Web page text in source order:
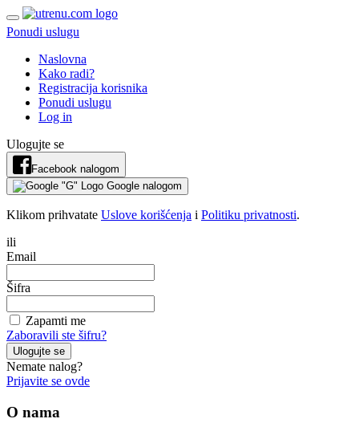
Ponudi uslugu
Naslovna
Kako radi?
Registracija korisnika
Ponudi uslugu
Log in
Ulogujte se
Facebook nalogom
Google nalogom
Klikom prihvatate Uslove korišćenja i Politiku privatnosti.
ili
Email
Šifra
Zapamti me
Zaboravili ste šifru?
Ulogujte se
Nemate nalog?
Prijavite se ovde
O nama